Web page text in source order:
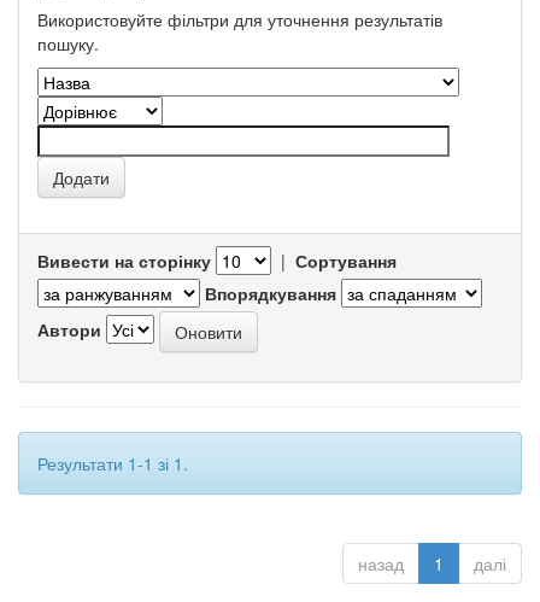
Використовуйте фільтри для уточнення результатів
пошуку.
Вивести на сторінку | Сортування
Впорядкування
Автори
Результати 1-1 зі 1.
назад 1 далі